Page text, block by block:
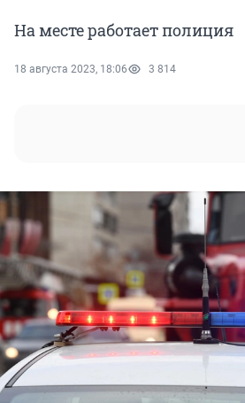
На месте работает полиция
18 августа 2023, 18:06 3 814